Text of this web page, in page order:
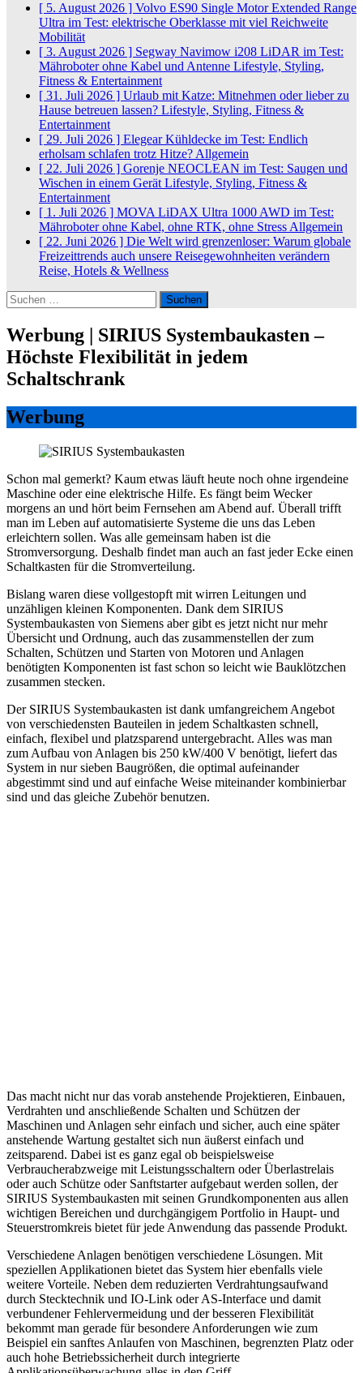
[ 5. August 2026 ] Volvo ES90 Single Motor Extended Range
Ultra im Test: elektrische Oberklasse mit viel Reichweite
Mobilität
[ 3. August 2026 ] Segway Navimow i208 LiDAR im Test:
Mähroboter ohne Kabel und Antenne Lifestyle, Styling,
Fitness & Entertainment
[ 31. Juli 2026 ] Urlaub mit Katze: Mitnehmen oder lieber zu
Hause betreuen lassen? Lifestyle, Styling, Fitness &
Entertainment
[ 29. Juli 2026 ] Elegear Kühldecke im Test: Endlich
erholsam schlafen trotz Hitze? Allgemein
[ 22. Juli 2026 ] Gorenje NEOCLEAN im Test: Saugen und
Wischen in einem Gerät Lifestyle, Styling, Fitness &
Entertainment
[ 1. Juli 2026 ] MOVA LiDAX Ultra 1000 AWD im Test:
Mähroboter ohne Kabel, ohne RTK, ohne Stress Allgemein
[ 22. Juni 2026 ] Die Welt wird grenzenloser: Warum globale
Freizeittrends auch unsere Reisegewohnheiten verändern
Reise, Hotels & Wellness
Suchen
nach:
Werbung | SIRIUS Systembaukasten –
Höchste Flexibilität in jedem
Schaltschrank
Werbung
Schon mal gemerkt? Kaum etwas läuft heute noch ohne irgendeine
Maschine oder eine elektrische Hilfe. Es fängt beim Wecker
morgens an und hört beim Fernsehen am Abend auf. Überall trifft
man im Leben auf automatisierte Systeme die uns das Leben
erleichtern sollen. Was alle gemeinsam haben ist die
Stromversorgung. Deshalb findet man auch an fast jeder Ecke einen
Schaltkasten für die Stromverteilung.
Bislang waren diese vollgestopft mit wirren Leitungen und
unzähligen kleinen Komponenten. Dank dem SIRIUS
Systembaukasten von Siemens aber gibt es jetzt nicht nur mehr
Übersicht und Ordnung, auch das zusammenstellen der zum
Schalten, Schützen und Starten von Motoren und Anlagen
benötigten Komponenten ist fast schon so leicht wie Bauklötzchen
zusammen stecken.
Der SIRIUS Systembaukasten ist dank umfangreichem Angebot
von verschiedensten Bauteilen in jedem Schaltkasten schnell,
einfach, flexibel und platzsparend untergebracht. Alles was man
zum Aufbau von Anlagen bis 250 kW/400 V benötigt, liefert das
System in nur sieben Baugrößen, die optimal aufeinander
abgestimmt sind und auf einfache Weise miteinander kombinierbar
sind und das gleiche Zubehör benutzen.
Das macht nicht nur das vorab anstehende Projektieren, Einbauen,
Verdrahten und anschließende Schalten und Schützen der
Maschinen und Anlagen sehr einfach und sicher, auch eine später
anstehende Wartung gestaltet sich nun äußerst einfach und
zeitsparend. Dabei ist es ganz egal ob beispielsweise
Verbraucherabzweige mit Leistungsschaltern oder Überlastrelais
oder auch Schütze oder Sanftstarter aufgebaut werden sollen, der
SIRIUS Systembaukasten mit seinen Grundkomponenten aus allen
wichtigen Bereichen und durchgängigem Portfolio in Haupt- und
Steuerstromkreis bietet für jede Anwendung das passende Produkt.
Verschiedene Anlagen benötigen verschiedene Lösungen. Mit
speziellen Applikationen bietet das System hier ebenfalls viele
weitere Vorteile. Neben dem reduzierten Verdrahtungsaufwand
durch Stecktechnik und IO-Link oder AS-Interface und damit
verbundener Fehlervermeidung und der besseren Flexibilität
bekommt man gerade für besondere Anforderungen wie zum
Beispiel ein sanftes Anlaufen von Maschinen, begrenzten Platz oder
auch hohe Betriebssicherheit durch integrierte